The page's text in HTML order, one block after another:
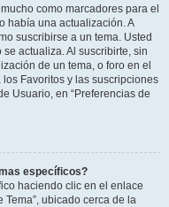
como marcadores para el
había una actualización. A
suscribirse a un tema. Usted
actualiza. Al suscribirte, sin
de un tema, o foro en el
Favoritos y las suscripciones
Usuario, en “Preferencias de
específicos?
haciendo clic en el enlace
ubicado cerca de la